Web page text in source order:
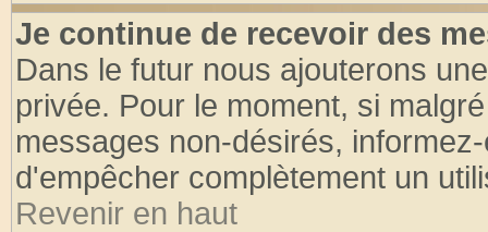
Je continue de recevoir des
Dans le futur nous ajouterons
privée. Pour le moment, si
messages non-désirés,
d'empêcher complètement un
Revenir en haut